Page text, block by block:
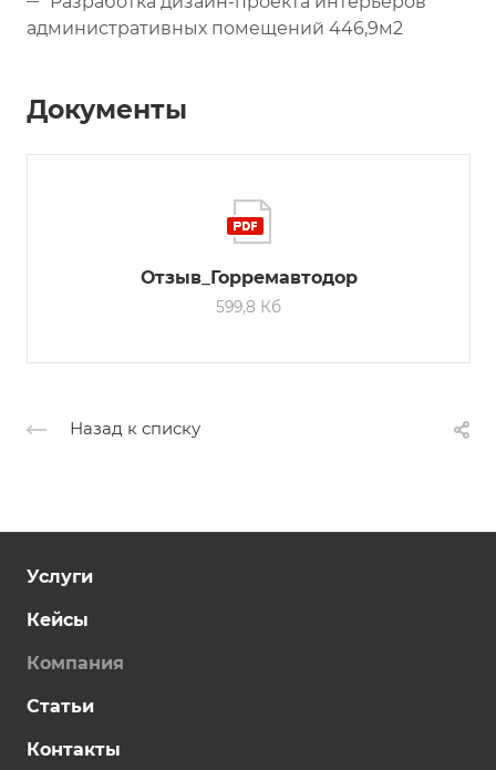
административных помещений 446,9м2
Документы
Отзыв_Горремавтодор
599,8 Кб
Назад к списку
Услуги
Кейсы
Компания
Статьи
Контакты